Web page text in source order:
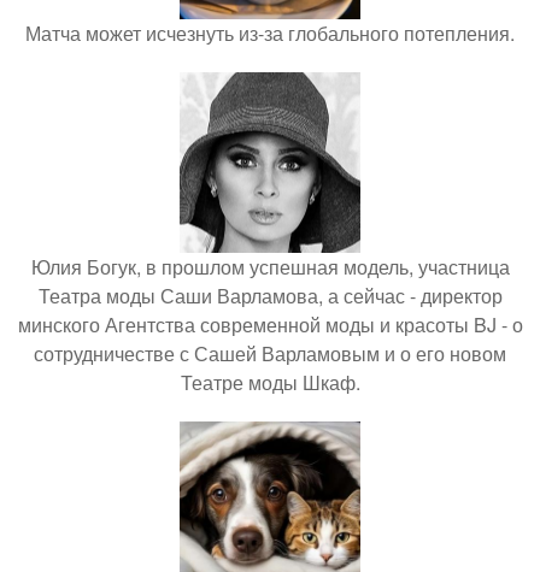
Матча может исчезнуть из-за глобального потепления.
Юлия Богук, в прошлом успешная модель, участница
Театра моды Саши Варламова, а сейчас - директор
минского Агентства современной моды и красоты BJ - о
сотрудничестве с Сашей Варламовым и о его новом
Театре моды Шкаф.